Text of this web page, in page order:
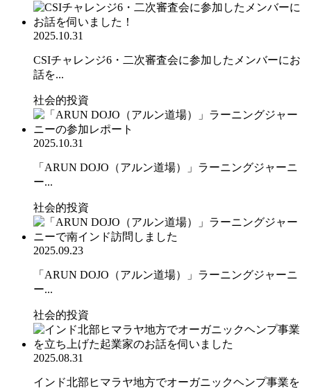
2025.10.31
CSIチャレンジ6・二次審査会に参加したメンバーにお
話を...
社会的投資
2025.10.31
「ARUN DOJO（アルン道場）」ラーニングジャーニ
ー...
社会的投資
2025.09.23
「ARUN DOJO（アルン道場）」ラーニングジャーニ
ー...
社会的投資
2025.08.31
インド北部ヒマラヤ地方でオーガニックヘンプ事業を